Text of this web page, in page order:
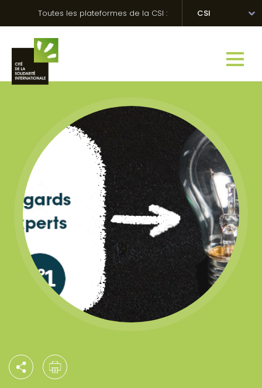
Toutes les plateformes de la CSI : CSI